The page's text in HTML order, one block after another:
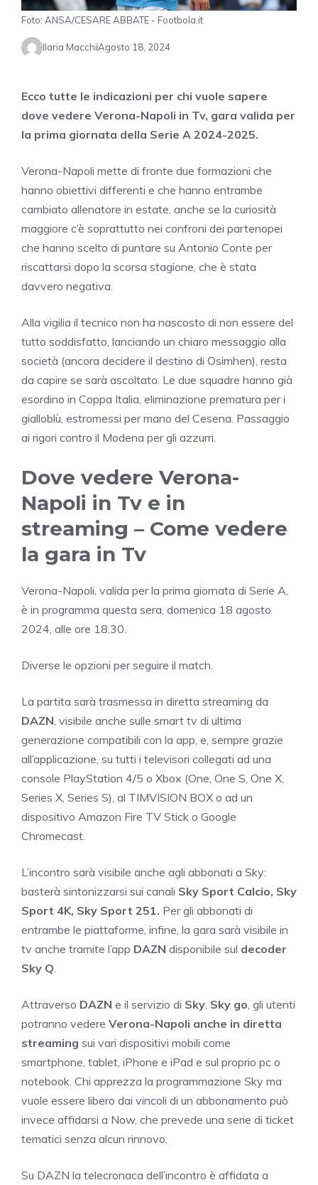
Foto: ANSA/CESARE ABBATE - Footbola.it
Ilaria MacchiAgosto 18, 2024
Ecco tutte le indicazioni per chi vuole sapere
dove vedere Verona-Napoli in Tv, gara valida per
la prima giornata della Serie A 2024-2025.
Verona-Napoli mette di fronte due formazioni che
hanno obiettivi differenti e che hanno entrambe
cambiato allenatore in estate, anche se la curiosità
maggiore c’è soprattutto nei confroni dei partenopei
che hanno scelto di puntare su Antonio Conte per
riscattarsi dopo la scorsa stagione, che è stata
davvero negativa.
Alla vigilia il tecnico non ha nascosto di non essere del
tutto soddisfatto, lanciando un chiaro messaggio alla
società (ancora decidere il destino di Osimhen), resta
da capire se sarà ascoltato. Le due squadre hanno già
esordino in Coppa Italia, eliminazione prematura per i
gialloblù, estromessi per mano del Cesena. Passaggio
ai rigori contro il Modena per gli azzurri.
Dove vedere Verona-
Napoli in Tv e in
streaming – Come vedere
la gara in Tv
Verona-Napoli, valida per la prima giornata di Serie A,
è in programma questa sera, domenica 18 agosto
2024, alle ore 18.30.
Diverse le opzioni per seguire il match.
La partita sarà trasmessa in diretta streaming da
DAZN , visibile anche sulle smart tv di ultima
generazione compatibili con la app, e, sempre grazie
all’applicazione, su tutti i televisori collegati ad una
console PlayStation 4/5 o Xbox (One, One S, One X,
Series X, Series S), al TIMVISION BOX o ad un
dispositivo Amazon Fire TV Stick o Google
Chromecast.
L’incontro sarà visibile anche agli abbonati a Sky:
basterà sintonizzarsi sui canali Sky Sport Calcio, Sky
Sport 4K, Sky Sport 251. Per gli abbonati di
entrambe le piattaforme, infine, la gara sarà visibile in
tv anche tramite l’app DAZN disponibile sul decoder
Sky Q
Attraverso DAZN e il servizio di Sky Sky go , gli utenti
potranno vedere Verona-Napoli anche in diretta
streaming sui vari dispositivi mobili come
smartphone, tablet, iPhone e iPad e sul proprio pc o
notebook. Chi apprezza la programmazione Sky ma
vuole essere libero dai vincoli di un abbonamento può
invece affidarsi a Now, che prevede una serie di ticket
tematici senza alcun rinnovo.
Su DAZN la telecronaca dell’incontro è affidata a